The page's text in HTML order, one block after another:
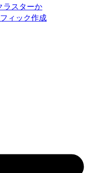
ラスターか
ィック作成